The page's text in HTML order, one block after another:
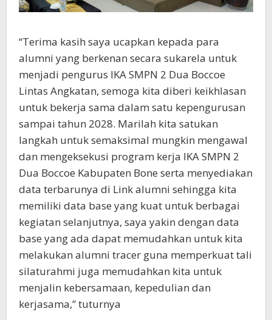
“Terima kasih saya ucapkan kepada para
alumni yang berkenan secara sukarela untuk
menjadi pengurus IKA SMPN 2 Dua Boccoe
Lintas Angkatan, semoga kita diberi keikhlasan
untuk bekerja sama dalam satu kepengurusan
sampai tahun 2028. Marilah kita satukan
langkah untuk semaksimal mungkin mengawal
dan mengeksekusi program kerja IKA SMPN 2
Dua Boccoe Kabupaten Bone serta menyediakan
data terbarunya di Link alumni sehingga kita
memiliki data base yang kuat untuk berbagai
kegiatan selanjutnya, saya yakin dengan data
base yang ada dapat memudahkan untuk kita
melakukan alumni tracer guna memperkuat tali
silaturahmi juga memudahkan kita untuk
menjalin kebersamaan, kepedulian dan
kerjasama,” tuturnya